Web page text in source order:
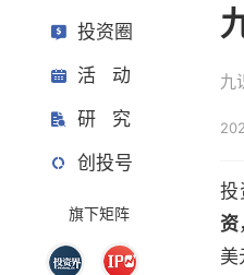
投资圈
活 动
研 究
创投号
旗下矩阵
九
投
资
美